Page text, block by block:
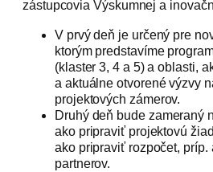
zástupcovia Výskumnej a
V prvý deň je určený pre
ktorým predstavíme
(klaster 3, 4 a 5) a oblasti,
a aktuálne otvorené výzvy
projektových zámerov.
Druhý deň bude zameraný
ako pripraviť projektovú
ako pripraviť rozpočet,
partnerov.